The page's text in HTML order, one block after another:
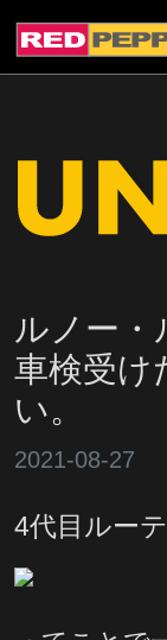
ルノー・
車検受け
い。
2021-08-27
4代目ルー